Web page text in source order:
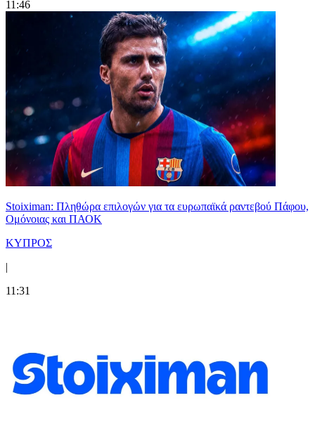
11:46
Stoiximan: Πληθώρα επιλογών για τα ευρωπαϊκά ραντεβού Πάφου,
Ομόνοιας και ΠΑΟΚ
ΚΥΠΡΟΣ
|
11:31